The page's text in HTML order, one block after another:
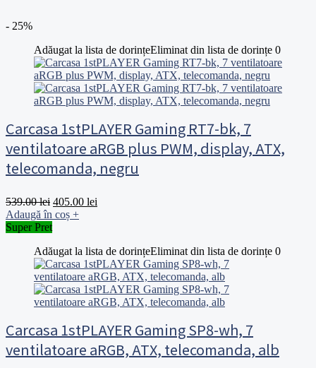
- 25%
Adăugat la lista de dorințeEliminat din lista de dorințe 0
Carcasa 1stPLAYER Gaming RT7-bk, 7
ventilatoare aRGB plus PWM, display, ATX,
telecomanda, negru
539.00lei Prețul
inițial
539.00 lei.
405.00 lei
Adaugă în coș +
Super Pret
Adăugat la lista de dorințeEliminat din lista de dorințe 0
Carcasa 1stPLAYER Gaming SP8-wh, 7
ventilatoare aRGB, ATX, telecomanda, alb